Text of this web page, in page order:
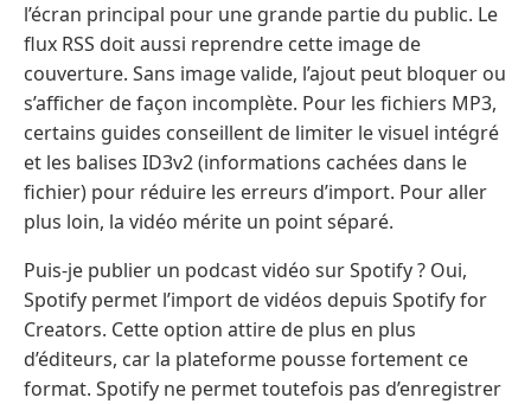
l’écran principal pour une grande partie du public. Le
flux RSS doit aussi reprendre cette image de
couverture. Sans image valide, l’ajout peut bloquer ou
s’afficher de façon incomplète. Pour les fichiers MP3,
certains guides conseillent de limiter le visuel intégré
et les balises ID3v2 (informations cachées dans le
fichier) pour réduire les erreurs d’import. Pour aller
plus loin, la vidéo mérite un point séparé.
Puis-je publier un podcast vidéo sur Spotify ? Oui,
Spotify permet l’import de vidéos depuis Spotify for
Creators. Cette option attire de plus en plus
d’éditeurs, car la plateforme pousse fortement ce
format. Spotify ne permet toutefois pas d’enregistrer